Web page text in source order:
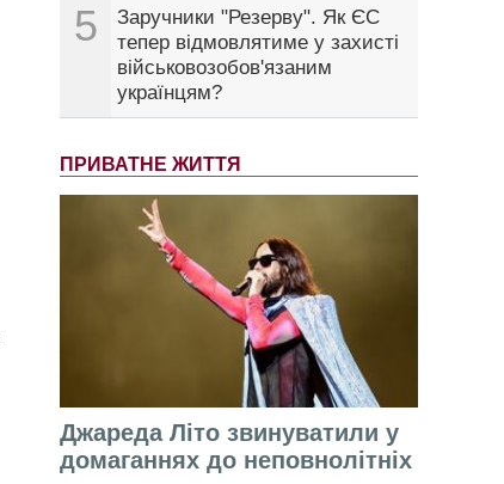
5
Заручники "Резерву". Як ЄС
тепер відмовлятиме у захисті
військовозобов'язаним
українцям?
ПРИВАТНЕ ЖИТТЯ
Джареда Літо звинуватили у
домаганнях до неповнолітніх